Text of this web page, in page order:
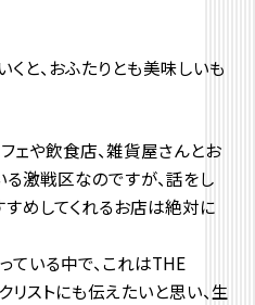
と、おふたりとも美味しいも
ェや飲食店、雑貨屋さんとお
激戦区なのですが、話をし
すめしてくれるお店は絶対に
ている中で、これはTHE
ストにも伝えたいと思い、生